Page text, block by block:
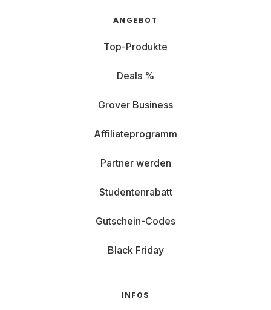
ANGEBOT
Top-Produkte
Deals %
Grover Business
Affiliateprogramm
Partner werden
Studentenrabatt
Gutschein-Codes
Black Friday
INFOS